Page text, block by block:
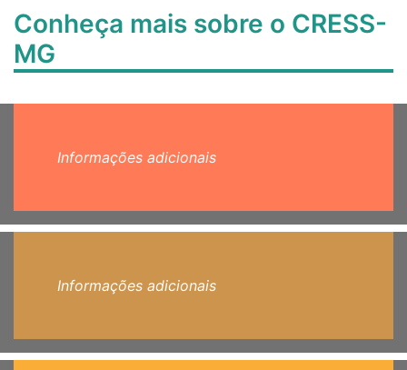
Conheça mais sobre o CRESS-
MG
Informações adicionais
Informações adicionais